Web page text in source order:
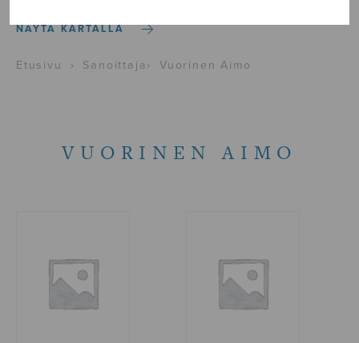
NÄYTÄ KARTALLA
Etusivu › Sanoittaja › Vuorinen Aimo
VUORINEN AIMO